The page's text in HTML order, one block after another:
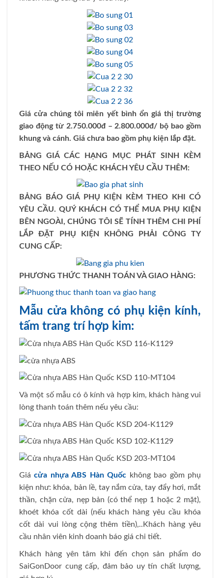
Giá cửa chúng tôi miên yết bình ổn giá thị trường
giao động từ 2.750.000đ – 2.800.000đ/ bộ bao gồm
khung và cánh. Giá chưa bao gồm phụ kiện lắp đặt.
BẢNG GIÁ CÁC HẠNG MỤC PHÁT SINH KÈM
THEO NẾU CÓ HOẶC KHÁCH YÊU CẦU THÊM:
BẢNG BÁO GIÁ PHỤ KIỆN KÈM THEO KHI CÓ
YÊU CẦU. QUÝ KHÁCH CÓ THỂ MUA PHỤ KIỆN
BÊN NGOÀI, CHÚNG TÔI SẼ TÍNH THÊM CHI PHÍ
LẮP ĐẶT PHỤ KIỆN KHÔNG PHẢI CÔNG TY
CUNG CẤP:
PHƯƠNG THỨC THANH TOÁN VÀ GIAO HÀNG:
Mẫu cửa không có phụ kiện kính,
tấm trang trí hợp kim:
Và một số mẫu có ô kính và hợp kim, khách hàng vui
lòng thanh toán thêm nếu yêu cầu:
Giácửa nhựa ABS Hàn Quốc không bao gồm phụ
kiện như: khóa, bản lề, tay nắm cửa, tay đẩy hơi, mắt
thần, chặn cửa, nẹp bản (có thể nẹp 1 hoặc 2 mặt),
khoét khóa cốt dài (nếu khách hàng yêu cầu khóa
cốt dài vui lòng cộng thêm tiền),..Khách hàng yêu
cầu nhân viên kinh doanh báo giá chi tiết.
Khách hàng yên tâm khi đến chọn sản phẩm do
SaiGonDoor cung cấp, đảm bảo uy tín chất lượng,